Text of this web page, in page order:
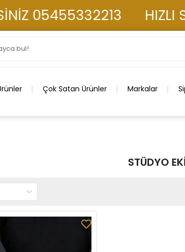
05455332213 HIZLI
Çok Satan Ürünler Markalar
STÜDYO